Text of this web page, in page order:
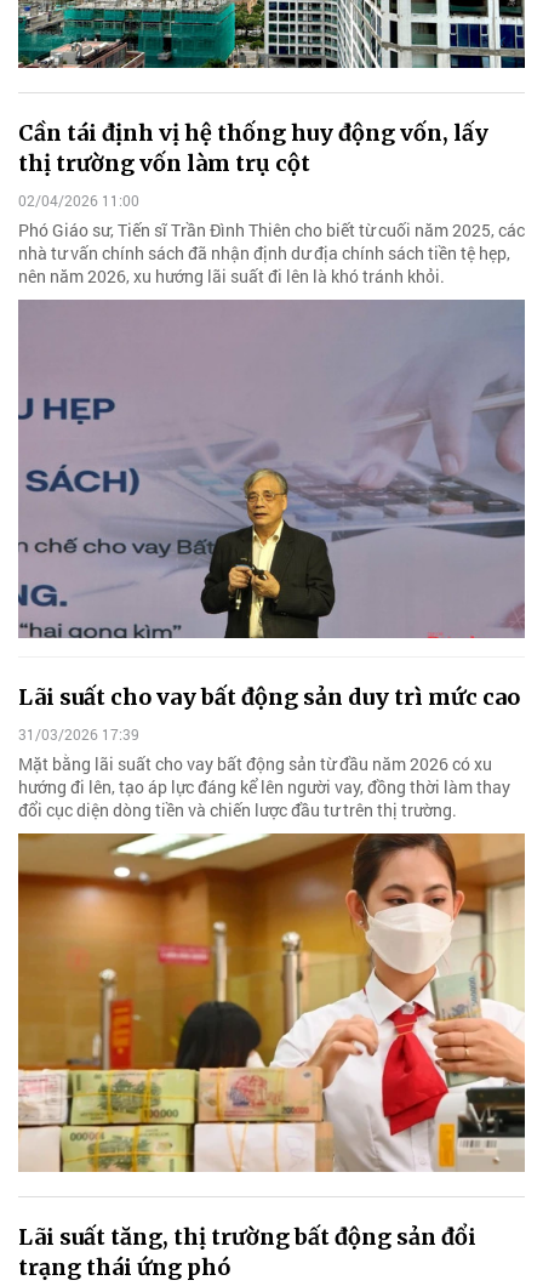
Cần tái định vị hệ thống huy động vốn, lấy
thị trường vốn làm trụ cột
02/04/2026 11:00
Phó Giáo sư, Tiến sĩ Trần Đình Thiên cho biết từ cuối năm 2025, các
nhà tư vấn chính sách đã nhận định dư địa chính sách tiền tệ hẹp,
nên năm 2026, xu hướng lãi suất đi lên là khó tránh khỏi.
Lãi suất cho vay bất động sản duy trì mức cao
31/03/2026 17:39
Mặt bằng lãi suất cho vay bất động sản từ đầu năm 2026 có xu
hướng đi lên, tạo áp lực đáng kể lên người vay, đồng thời làm thay
đổi cục diện dòng tiền và chiến lược đầu tư trên thị trường.
Lãi suất tăng, thị trường bất động sản đổi
trạng thái ứng phó